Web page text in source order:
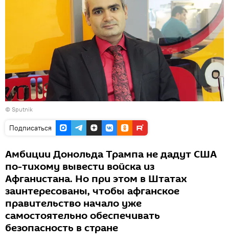
© Sputnik
Подписаться
Амбиции Донольда Трампа не дадут США
по-тихому вывести войска из
Афганистана. Но при этом в Штатах
заинтересованы, чтобы афганское
правительство начало уже
самостоятельно обеспечивать
безопасность в стране